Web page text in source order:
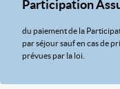
Participation
du paiement de la
par séjour sauf en cas de
prévues par la loi.